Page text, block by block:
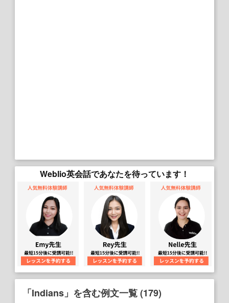
Weblio英会話であなたを待っています！
「Indians」を含む例文一覧 (179)